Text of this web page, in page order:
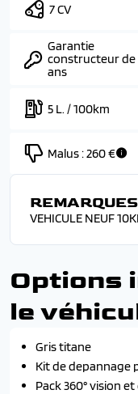
7 CV
Garantie
constructeur de
ans
5 L. / 100km
Malus :260 €
REMARQUES
VEHICULE NEUF
Options
le
Gris titane
Kit de depannage
Pack 360° vision